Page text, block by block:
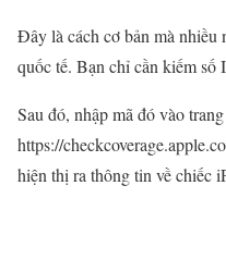
Đây là cách cơ bản mà nhiều
quốc tế. Bạn chỉ cần kiếm
Sau đó, nhập mã đó vào
https://
hiện thị ra thông tin về chiếc